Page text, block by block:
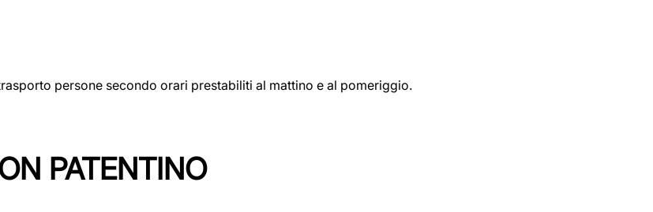
persone secondo orari prestabiliti al mattino e al pomeriggio.
PATENTINO